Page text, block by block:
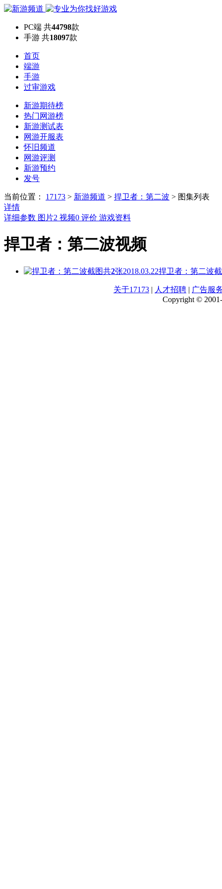
PC端 共44798款
手游 共18097款
首页
端游
手游
过审游戏
新游期待榜
热门网游榜
新游测试表
网游开服表
怀旧频道
网游评测
新游预约
发号
当前位置： 17173 > 新游频道 > 捍卫者：第二波 > 图集列表
详情
详细参数 图片2 视频0 评价 游戏资料
捍卫者：第二波视频
共2张2018.03.22捍卫者：第二波
关于17173 | 人才招聘 | 广告服
Copyright ©